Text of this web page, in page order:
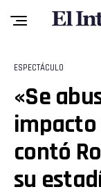
ESPECTÁCULO
«Se
contó
su